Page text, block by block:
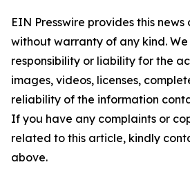
EIN Presswire provides this news
without warranty of any kind.
responsibility or liability for the
images, videos, licenses,
reliability of the information
If you have any complaints or
related to this article, kindly
above.